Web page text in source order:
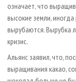
означает, что
высокие земли,
вырубаются. Вырубка
кризис.
Альянс заявил, что,
выращивания какао,